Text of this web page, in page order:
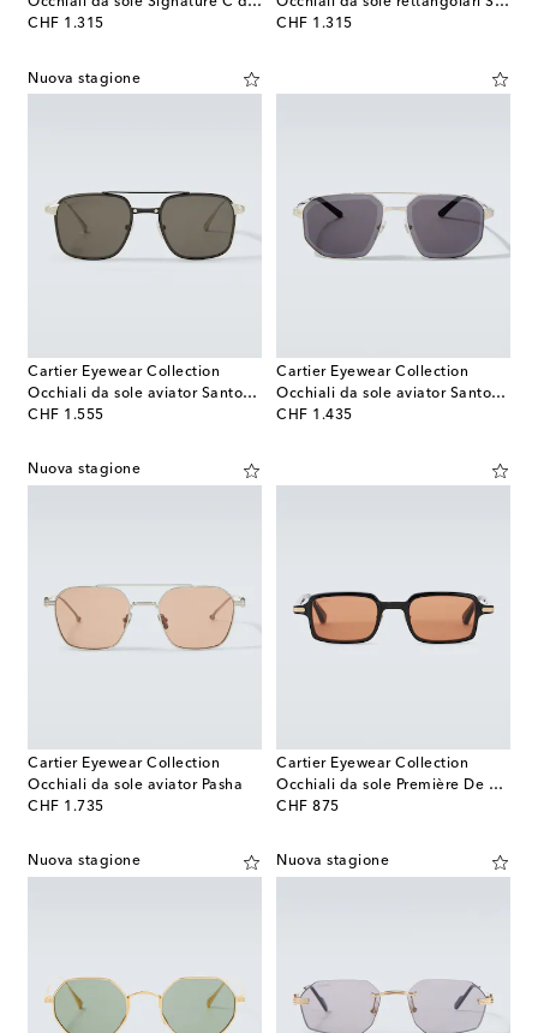
CHF 1.315
original price
CHF 1.315
original price
Nuova stagione
Cartier Eyewear Collection
Occhiali da sole aviator Santos De Cartier
CHF 1.555
original price
Cartier Eyewear Collection
Occhiali da sole aviator Santos De Cartier
CHF 1.435
original price
Nuova stagione
Cartier Eyewear Collection
Occhiali da sole aviator Pasha
CHF 1.735
original price
Cartier Eyewear Collection
Occhiali da sole Première De Cartier
CHF 875
original price
Nuova stagione Nuova stagione